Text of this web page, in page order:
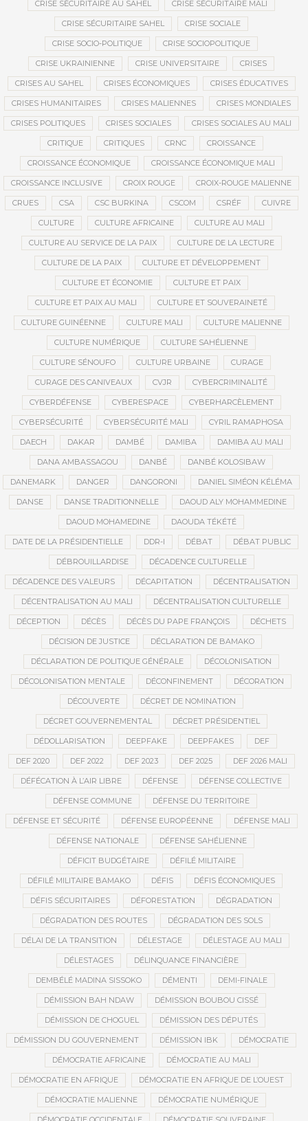
CRISE SÉCURITAIRE AU SAHEL CRISE SÉCURITAIRE MALI
CRISE SÉCURITAIRE SAHEL CRISE SOCIALE
CRISE SOCIO-POLITIQUE CRISE SOCIOPOLITIQUE
CRISE UKRAINIENNE CRISE UNIVERSITAIRE CRISES
CRISES AU SAHEL CRISES ÉCONOMIQUES CRISES ÉDUCATIVES
CRISES HUMANITAIRES CRISES MALIENNES CRISES MONDIALES
CRISES POLITIQUES CRISES SOCIALES CRISES SOCIALES AU MALI
CRITIQUE CRITIQUES CRNC CROISSANCE
CROISSANCE ÉCONOMIQUE CROISSANCE ÉCONOMIQUE MALI
CROISSANCE INCLUSIVE CROIX ROUGE CROIX-ROUGE MALIENNE
CRUES CSA CSC BURKINA CSCOM CSRÉF CUIVRE
CULTURE CULTURE AFRICAINE CULTURE AU MALI
CULTURE AU SERVICE DE LA PAIX CULTURE DE LA LECTURE
CULTURE DE LA PAIX CULTURE ET DÉVELOPPEMENT
CULTURE ET ÉCONOMIE CULTURE ET PAIX
CULTURE ET PAIX AU MALI CULTURE ET SOUVERAINETÉ
CULTURE GUINÉENNE CULTURE MALI CULTURE MALIENNE
CULTURE NUMÉRIQUE CULTURE SAHÉLIENNE
CULTURE SÉNOUFO CULTURE URBAINE CURAGE
CURAGE DES CANIVEAUX CVJR CYBERCRIMINALITÉ
CYBERDÉFENSE CYBERESPACE CYBERHARCÈLEMENT
CYBERSÉCURITÉ CYBERSÉCURITÉ MALI CYRIL RAMAPHOSA
DAECH DAKAR DAMBÉ DAMIBA DAMIBA AU MALI
DANA AMBASSAGOU DANBÉ DANBÉ KOLOSIBAW
DANEMARK DANGER DANGORONI DANIEL SIMÉON KÉLÉMA
DANSE DANSE TRADITIONNELLE DAOUD ALY MOHAMMEDINE
DAOUD MOHAMEDINE DAOUDA TÉKÉTÉ
DATE DE LA PRÉSIDENTIELLE DDR-I DÉBAT DÉBAT PUBLIC
DÉBROUILLARDISE DÉCADENCE CULTURELLE
DÉCADENCE DES VALEURS DÉCAPITATION DÉCENTRALISATION
DÉCENTRALISATION AU MALI DÉCENTRALISATION CULTURELLE
DÉCEPTION DÉCÈS DÉCÈS DU PAPE FRANÇOIS DÉCHETS
DÉCISION DE JUSTICE DÉCLARATION DE BAMAKO
DÉCLARATION DE POLITIQUE GÉNÉRALE DÉCOLONISATION
DÉCOLONISATION MENTALE DÉCONFINEMENT DÉCORATION
DÉCOUVERTE DÉCRET DE NOMINATION
DÉCRET GOUVERNEMENTAL DÉCRET PRÉSIDENTIEL
DÉDOLLARISATION DEEPFAKE DEEPFAKES DEF
DEF 2020 DEF 2022 DEF 2023 DEF 2025 DEF 2026 MALI
DÉFÉCATION À L’AIR LIBRE DÉFENSE DÉFENSE COLLECTIVE
DÉFENSE COMMUNE DÉFENSE DU TERRITOIRE
DÉFENSE ET SÉCURITÉ DÉFENSE EUROPÉENNE DÉFENSE MALI
DÉFENSE NATIONALE DÉFENSE SAHÉLIENNE
DÉFICIT BUDGÉTAIRE DÉFILÉ MILITAIRE
DÉFILÉ MILITAIRE BAMAKO DÉFIS DÉFIS ÉCONOMIQUES
DÉFIS SÉCURITAIRES DÉFORESTATION DÉGRADATION
DÉGRADATION DES ROUTES DÉGRADATION DES SOLS
DÉLAI DE LA TRANSITION DÉLESTAGE DÉLESTAGE AU MALI
DÉLESTAGES DÉLINQUANCE FINANCIÈRE
DEMBÉLÉ MADINA SISSOKO DÉMENTI DEMI-FINALE
DÉMISSION BAH NDAW DÉMISSION BOUBOU CISSÉ
DÉMISSION DE CHOGUEL DÉMISSION DES DÉPUTÉS
DÉMISSION DU GOUVERNEMENT DÉMISSION IBK DÉMOCRATIE
DÉMOCRATIE AFRICAINE DÉMOCRATIE AU MALI
DÉMOCRATIE EN AFRIQUE DÉMOCRATIE EN AFRIQUE DE L’OUEST
DÉMOCRATIE MALIENNE DÉMOCRATIE NUMÉRIQUE